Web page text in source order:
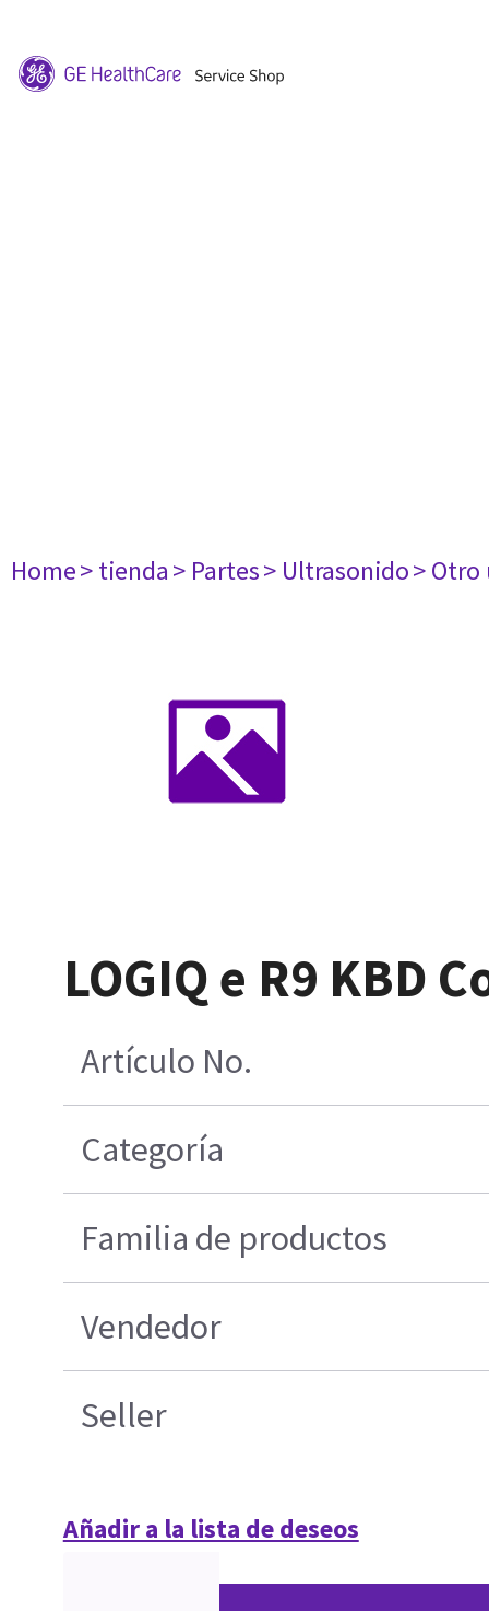
Home> tienda> Partes> Ultrasonido>
LOGIQ e R9 KBD
Artículo No.
Categoría
Familia de productos
Vendedor
Seller
Añadir a la lista de deseos